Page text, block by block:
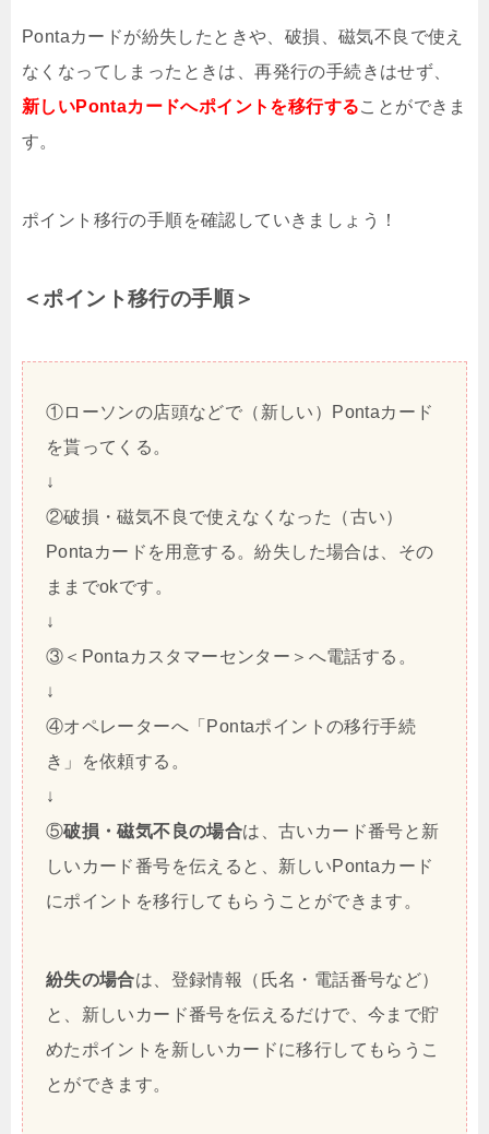
Pontaカードが紛失したときや、破損、磁気不良で使え
なくなってしまったときは、再発行の手続きはせず、
新しいPontaカードへポイントを移行することができま
す。
ポイント移行の手順を確認していきましょう！
＜ポイント移行の手順＞
①ローソンの店頭などで（新しい）Pontaカード
を貰ってくる。
↓
②破損・磁気不良で使えなくなった（古い）
Pontaカードを用意する。紛失した場合は、その
ままでokです。
↓
③＜Pontaカスタマーセンター＞へ電話する。
↓
④オペレーターへ「Pontaポイントの移行手続
き」を依頼する。
↓
⑤破損・磁気不良の場合は、古いカード番号と新
しいカード番号を伝えると、新しいPontaカード
にポイントを移行してもらうことができます。
紛失の場合は、登録情報（氏名・電話番号など）
と、新しいカード番号を伝えるだけで、今まで貯
めたポイントを新しいカードに移行してもらうこ
とができます。